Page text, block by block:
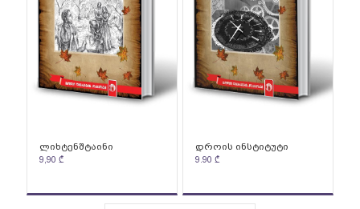
ლიხტენშტაინი
9,90 ₾
დროის ინსტიტუტი
9.90 ₾